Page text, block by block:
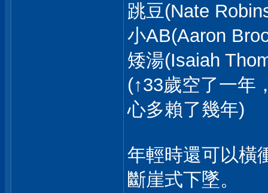
跳豆(Nate
小AB(Aaron
矮湯(Isaiah
(↑33歲空了一年
心多賴了幾年)
年輕時還可以橫
斷崖式下墜。